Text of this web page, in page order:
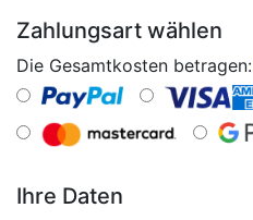
Zahlungsart wählen
Die Gesamtkosten betragen:
Ihre Daten